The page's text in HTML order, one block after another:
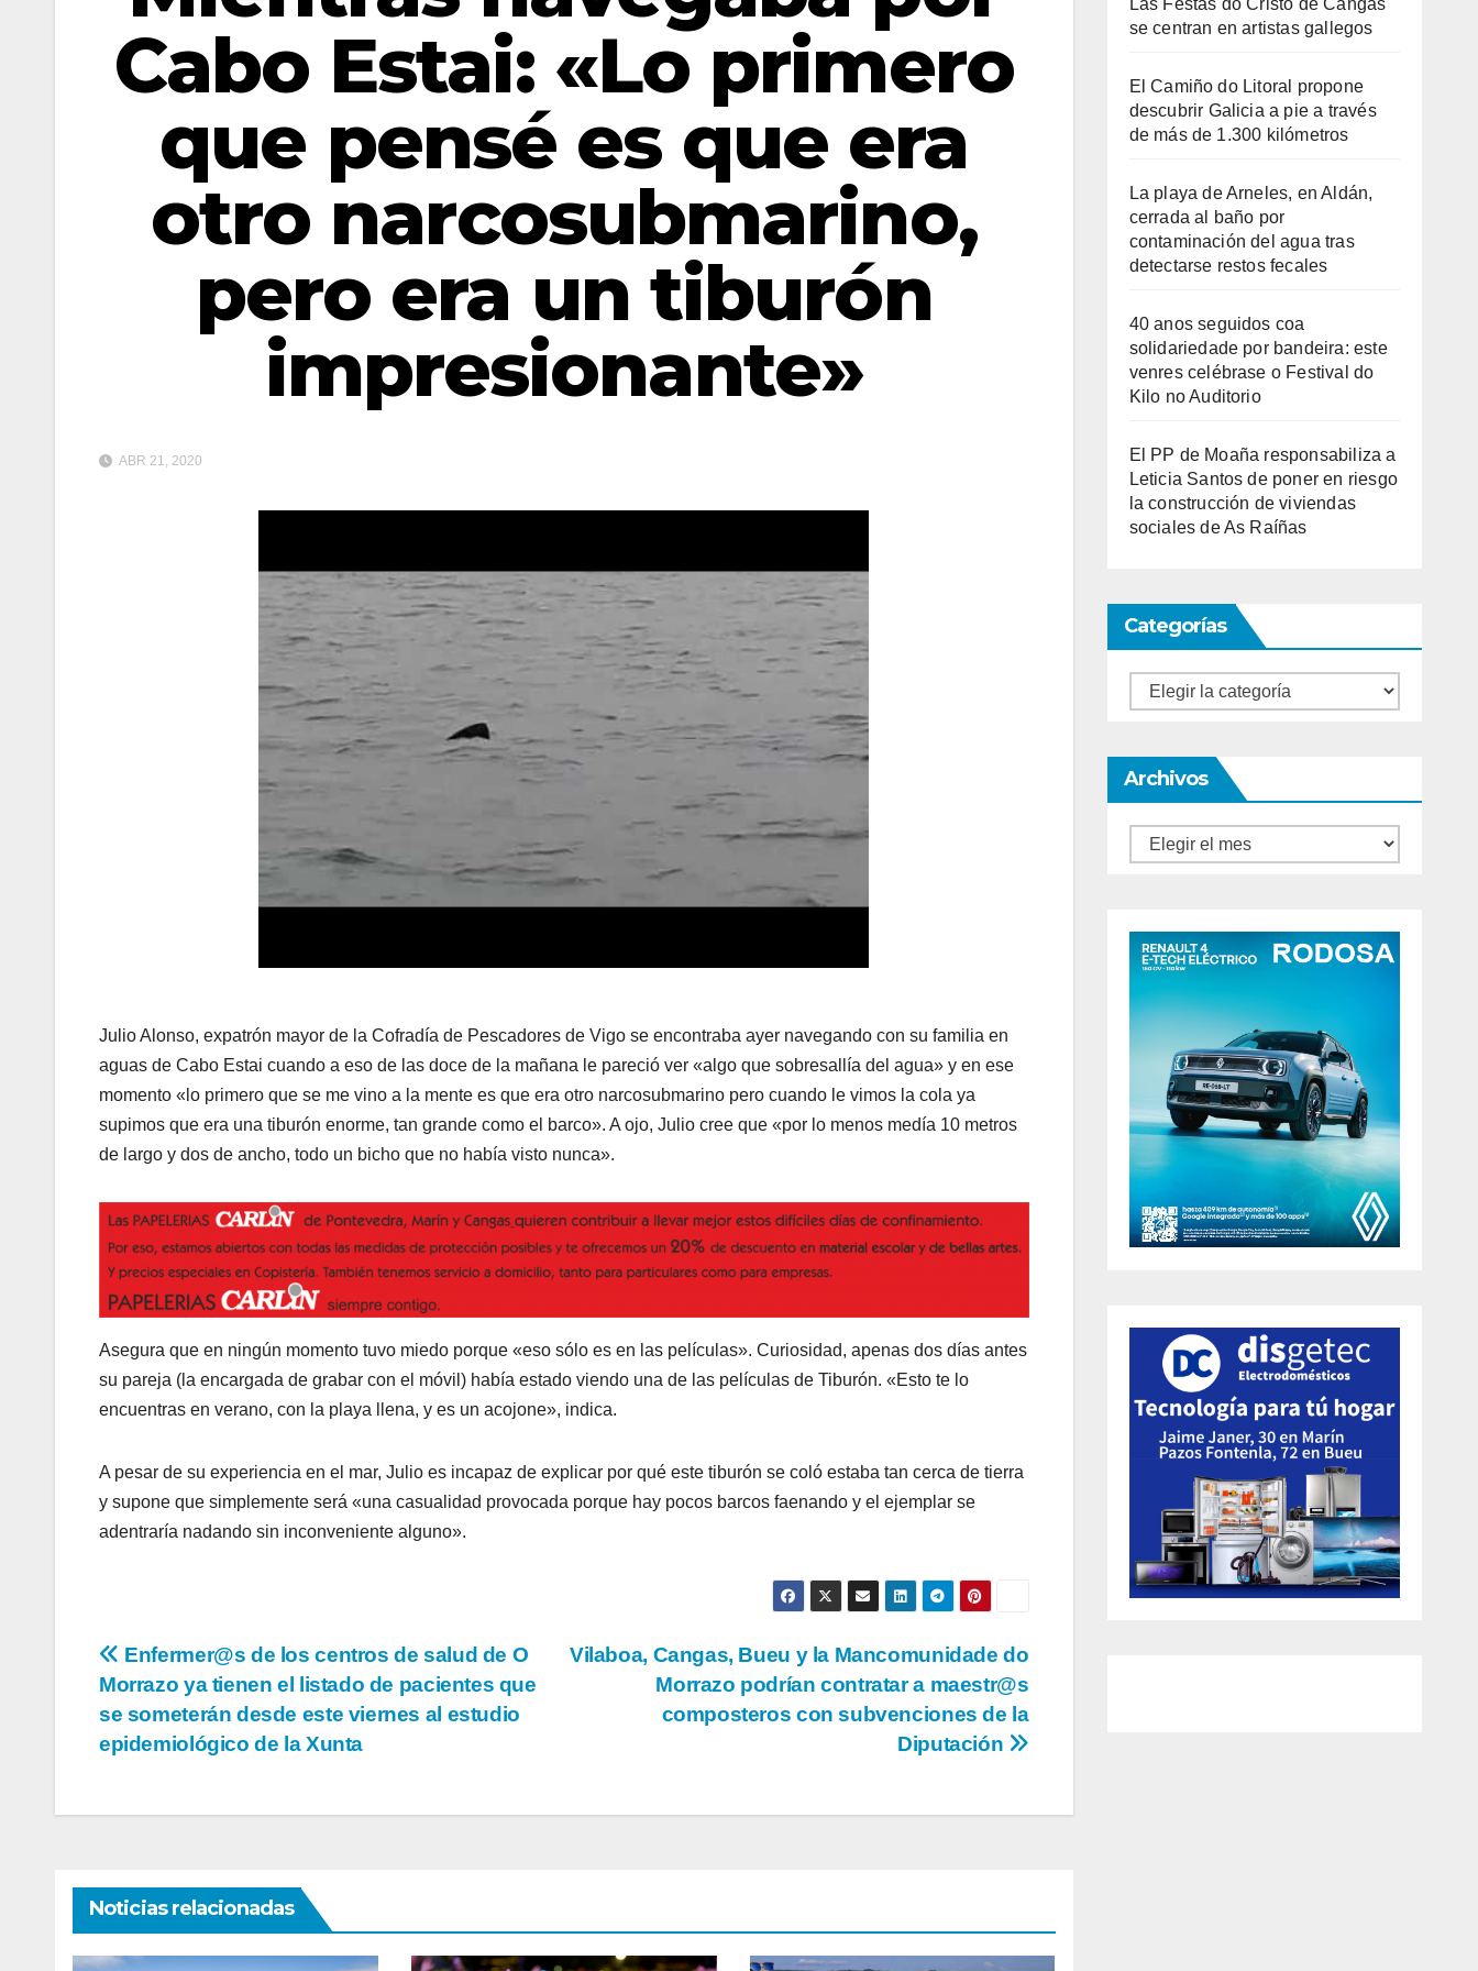
Cabo Estai: «Lo primero
que pensé es que era
otro narcosubmarino,
pero era un tiburón
impresionante»
ABR 21, 2020
Julio Alonso, expatrón mayor de la Cofradía de Pescadores de Vigo se encontraba ayer navegando con su familia en
aguas de Cabo Estai cuando a eso de las doce de la mañana le pareció ver «algo que sobresallía del agua» y en ese
momento «lo primero que se me vino a la mente es que era otro narcosubmarino pero cuando le vimos la cola ya
supimos que era una tiburón enorme, tan grande como el barco». A ojo, Julio cree que «por lo menos medía 10 metros
de largo y dos de ancho, todo un bicho que no había visto nunca».
Asegura que en ningún momento tuvo miedo porque «eso sólo es en las películas». Curiosidad, apenas dos días antes
su pareja (la encargada de grabar con el móvil) había estado viendo una de las películas de Tiburón. «Esto te lo
encuentras en verano, con la playa llena, y es un acojone», indica.
A pesar de su experiencia en el mar, Julio es incapaz de explicar por qué este tiburón se coló estaba tan cerca de tierra
y supone que simplemente será «una casualidad provocada porque hay pocos barcos faenando y el ejemplar se
adentraría nadando sin inconveniente alguno».
Navegación
de
entradas
Vilaboa, Cangas, Bueu y la Mancomunidade do
Morrazo podrían contratar a maestr@s
composteros con subvenciones de la
Diputación
Enfermer@s de los centros de salud de O
Morrazo ya tienen el listado de pacientes que
se someterán desde este viernes al estudio
epidemiológico de la Xunta
Noticias relacionadas
se centran en artistas gallegos
El Camiño do Litoral propone
descubrir Galicia a pie a través
de más de 1.300 kilómetros
La playa de Arneles, en Aldán,
cerrada al baño por
contaminación del agua tras
detectarse restos fecales
40 anos seguidos coa
solidariedade por bandeira: este
venres celébrase o Festival do
Kilo no Auditorio
El PP de Moaña responsabiliza a
Leticia Santos de poner en riesgo
la construcción de viviendas
sociales de As Raíñas
Categorías
Categorías
Archivos
Archivos